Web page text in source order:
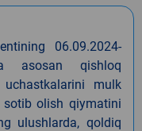
06.09.2024-
asosan qishloq
mulk
olish qiymatini
ulushlarda, qoldiq